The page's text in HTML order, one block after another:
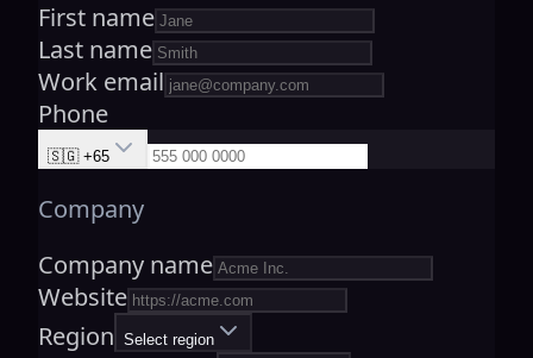
First name
Last name
Work email
Phone
🇸🇬 +65
Company
Company name
Website
Region Select region